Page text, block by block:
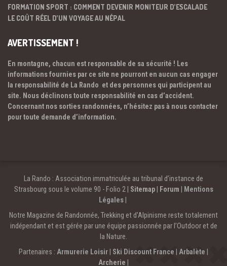
FORMATION SPORT : COMMENT DEVENIR MONITEUR D’ESCALADE
LE COÛT RÉEL D’UN VOYAGE AU NÉPAL
AVERTISSEMENT !
En montagne, chacun est responsable de sa sécurité ! Les
informations fournies par ce site ne pourront en aucun cas engager
la responsabilité de La Rando et des personnes qui participent au
site. Nous déclinons toute responsabilité en cas d’accident.
Concernant nos sorties randonnées, n’hésitez pas à nous contacter
pour toute demande d’information.
La Rando : Association immatriculée au tribunal d’instance de
Strasbourg sous le volume 90 - Folio 2 | Sitemap| Forum
Mentions
Légales
Notre Magazine de Randonnée, Trekking et d'Alpinisme reste totalement
indépendant et est gérée par une équipe passionnée par l’Outdoor et de
la Nature.
Partenaires : Armurerie Loisir Ski Discount France Arbalète
Archerie